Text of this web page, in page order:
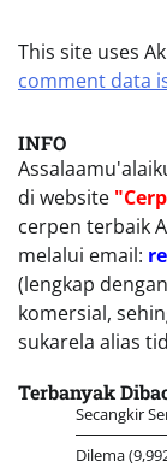
This site uses
comment data
INFO
di website
cerpen terbaik
melalui email:
(lengkap
komersial,
sukarela alias
Terbanyak
Secangkir
Dilema